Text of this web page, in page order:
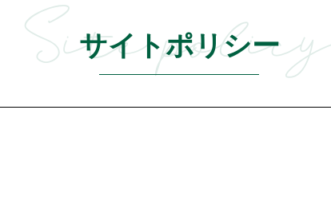
サイトポリシー
Site policy